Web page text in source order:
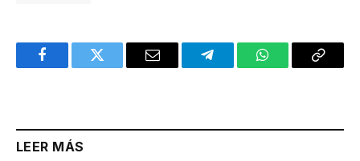
FacebookTwitter Email TelegramWhatsAppCopy
LEER MÁS